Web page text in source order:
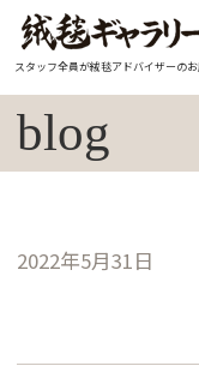
スタッフ全員が絨毯アドバイザーの
blog
2022年5月31日